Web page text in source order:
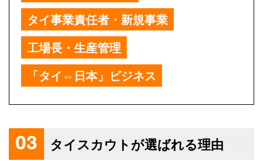
タイ事業責任者・新規事業
工場長・生産管理
「タイ⇔日本」ビジネス
03 タイスカウトが選ばれる理由